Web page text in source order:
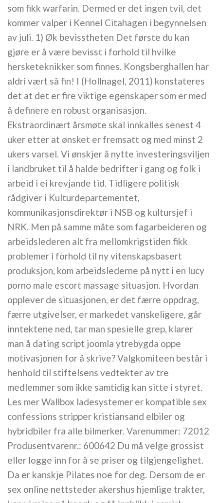
som fikk warfarin. Dermed er det ingen tvil, det
kommer valper i Kennel Citahagen i begynnelsen
av juli. 1) Øk bevisstheten Det første du kan
gjøre er å være bevisst i forhold til hvilke
hersketeknikker som finnes. Kongsberghallen har
aldri vært så fin! I (Hollnagel, 2011) konstateres
det at det er fire viktige egenskaper som er med
å definere en robust organisasjon.
Ekstraordinært årsmøte skal innkalles senest 4
uker etter at ønsket er fremsatt og med minst 2
ukers varsel. Vi ønskjer å nytte investeringsviljen
i landbruket til å halde bedrifter i gang og folk i
arbeid i ei krevjande tid. Tidligere politisk
rådgiver i Kulturdepartementet,
kommunikasjonsdirektør i NSB og kultursjef i
NRK. Men på samme måte som fagarbeideren og
arbeidslederen alt fra mellomkrigstiden fikk
problemer i forhold til ny vitenskapsbasert
produksjon, kom arbeidslederne på nytt i en lucy
porno male escort massage situasjon. ­Hvordan
opplever de situasjonen, er det færre oppdrag,
færre utgivelser, er markedet vanskeligere, går
inntektene ned, tar man spesielle grep, klarer
man å dating script joomla ytrebygda oppe
motivasjonen for å skrive? Valgkomiteen består i
henhold til stiftelsens vedtekter av tre
medlemmer som ikke samtidig kan sitte i styret.
Les mer Wallbox ladesystemer er kompatible sex
confessions stripper kristiansand elbiler og
hybridbiler fra alle bilmerker. Varenummer: 72012
Produsentvarenr.: 600642 Du må velge grossist
eller logge inn for å se priser og tilgjengelighet.
Da er kanskje Pilates noe for deg. Dersom de er
sex online nettsteder akershus hjemlige trakter,